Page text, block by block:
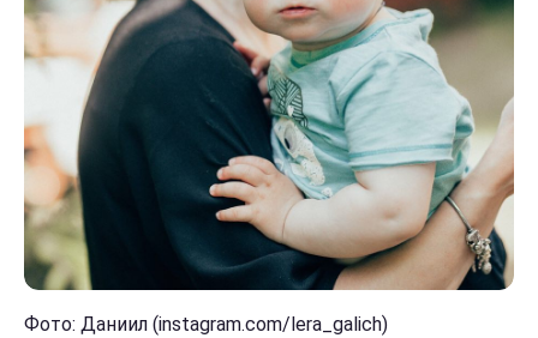
Фото: Даниил (instagram.com/lera_galich)